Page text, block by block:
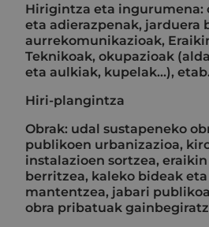
Hirigintza eta ingurumena:
eta adierazpenak, jarduera
aurrekomunikazioak,
Teknikoak, okupazioak
eta aulkiak, kupelak...), etab.
Hiri-plangintza
Obrak: udal sustapeneko
publikoen urbanizazioa,
instalazioen sortzea,
berritzea, kaleko bideak
mantentzea, jabari
obra pribatuak